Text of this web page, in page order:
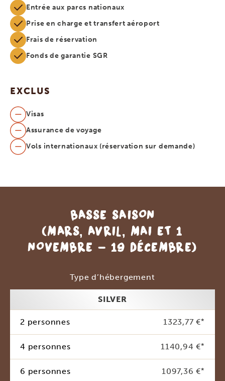
Entrée aux parcs nationaux
Prise en charge et transfert aéroport
Frais de réservation
Fonds de garantie SGR
EXCLUS
Visas
Assurance de voyage
Vols internationaux (réservation sur demande)
BASSE SAISON
(MARS, AVRIL, MAI ET 1
NOVEMBRE - 19 DÉCEMBRE)
Type d’hébergement
SILVER
2 personnes 1323,77 €*
4 personnes 1140,94 €*
6 personnes 1097,36 €*